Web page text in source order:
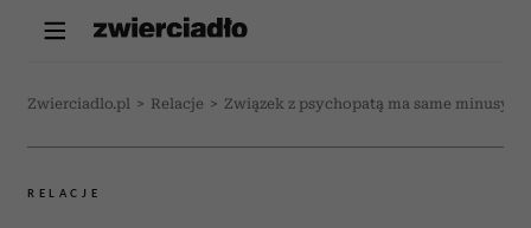
Zwierciadlo.pl > Relacje > Związek z psychopatą ma same
RELACJE